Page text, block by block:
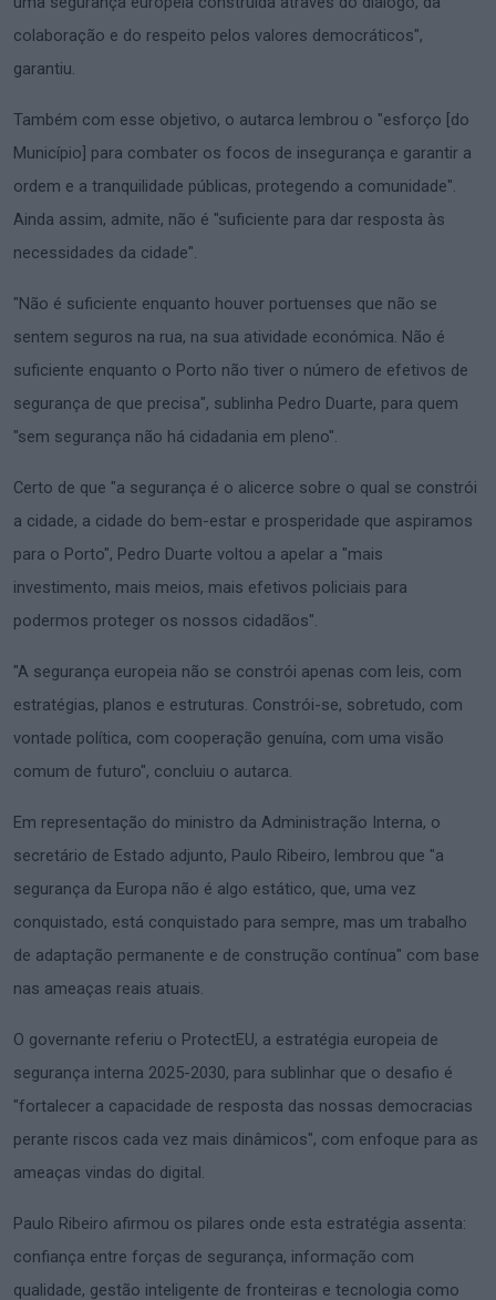
colaboração e do respeito pelos valores democráticos",
garantiu.
Também com esse objetivo, o autarca lembrou o "esforço [do
Município] para combater os focos de insegurança e garantir a
ordem e a tranquilidade públicas, protegendo a comunidade".
Ainda assim, admite, não é "suficiente para dar resposta às
necessidades da cidade".
"Não é suficiente enquanto houver portuenses que não se
sentem seguros na rua, na sua atividade económica. Não é
suficiente enquanto o Porto não tiver o número de efetivos de
segurança de que precisa", sublinha Pedro Duarte, para quem
"sem segurança não há cidadania em pleno".
Certo de que "a segurança é o alicerce sobre o qual se constrói
a cidade, a cidade do bem-estar e prosperidade que aspiramos
para o Porto", Pedro Duarte voltou a apelar a "mais
investimento, mais meios, mais efetivos policiais para
podermos proteger os nossos cidadãos".
"A segurança europeia não se constrói apenas com leis, com
estratégias, planos e estruturas. Constrói-se, sobretudo, com
vontade política, com cooperação genuína, com uma visão
comum de futuro", concluiu o autarca.
Em representação do ministro da Administração Interna, o
secretário de Estado adjunto, Paulo Ribeiro, lembrou que "a
segurança da Europa não é algo estático, que, uma vez
conquistado, está conquistado para sempre, mas um trabalho
de adaptação permanente e de construção contínua" com base
nas ameaças reais atuais.
O governante referiu o ProtectEU, a estratégia europeia de
segurança interna 2025-2030, para sublinhar que o desafio é
"fortalecer a capacidade de resposta das nossas democracias
perante riscos cada vez mais dinâmicos", com enfoque para as
ameaças vindas do digital.
Paulo Ribeiro afirmou os pilares onde esta estratégia assenta:
confiança entre forças de segurança, informação com
qualidade, gestão inteligente de fronteiras e tecnologia como